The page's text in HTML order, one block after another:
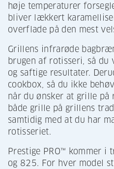
høje temperaturer
bliver lækkert
overflade på den mest
Grillens infrarøde
brugen af rotisseri, så du
og saftige resultater.
cookbox, så du ikke
når du ønsker at grille på
både grille på grillens
samtidig med at du har
rotisseriet.
Prestige PRO™ kommer
og 825. For hver model